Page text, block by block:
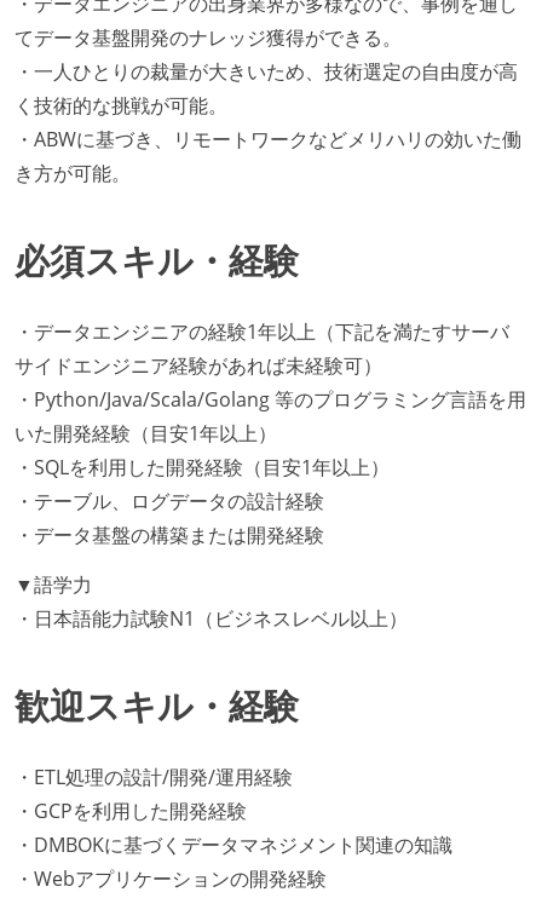
てデータ基盤開発のナレッジ獲得ができる。
・一人ひとりの裁量が大きいため、技術選定の自由度が高
く技術的な挑戦が可能。
・ABWに基づき、リモートワークなどメリハリの効いた働
き方が可能。
必須スキル・経験
・データエンジニアの経験1年以上（下記を満たすサーバ
サイドエンジニア経験があれば未経験可）
・Python/Java/Scala/Golang 等のプログラミング言語を用
いた開発経験（目安1年以上）
・SQLを利用した開発経験（目安1年以上）
・テーブル、ログデータの設計経験
・データ基盤の構築または開発経験
▼語学力
・日本語能力試験N1（ビジネスレベル以上）
歓迎スキル・経験
・ETL処理の設計/開発/運用経験
・GCPを利用した開発経験
・DMBOKに基づくデータマネジメント関連の知識
・Webアプリケーションの開発経験